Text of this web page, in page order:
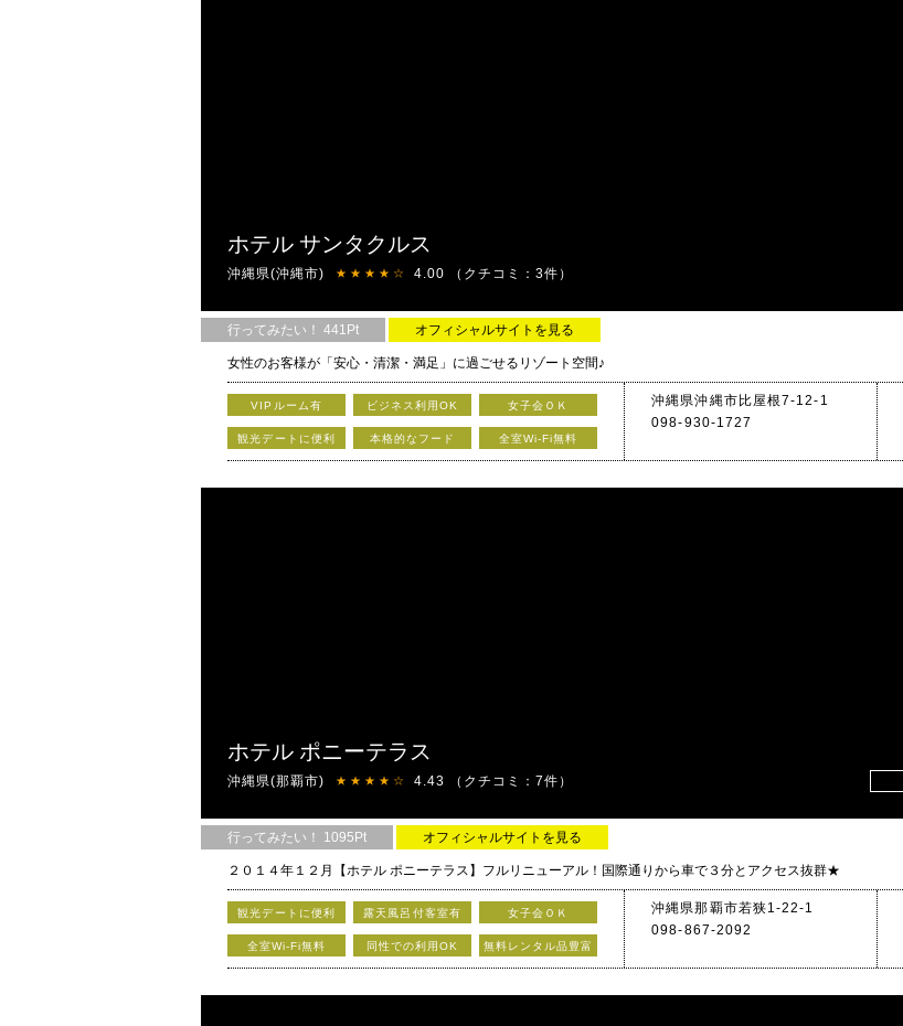
ホテル サンタクルス
沖縄県(沖縄市) ★★★★☆ 4.00 （クチコミ：3件）
行ってみたい！ 441Pt オフィシャルサイトを見る
女性のお客様が「安心・清潔・満足」に過ごせるリゾート空間♪
VIPルーム有 ビジネス利用OK 女子会ＯＫ
観光デートに便利 本格的なフード 全室Wi-Fi無料
沖縄県沖縄市比屋根7-12-1
098-930-1727
ホテル ポニーテラス
沖縄県(那覇市) ★★★★☆ 4.43 （クチコミ：7件）
行ってみたい！ 1095Pt オフィシャルサイトを見る
２０１４年１２月【ホテル ポニーテラス】フルリニューアル！国際通りから車で３分とアクセス抜群★
観光デートに便利 露天風呂付客室有 女子会ＯＫ
全室Wi-Fi無料 同性での利用OK 無料レンタル品豊富
沖縄県那覇市若狭1-22-1
098-867-2092